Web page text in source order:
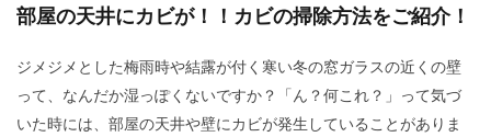
部屋の天井にカビが！！カビの掃除方法をご紹介！
ジメジメとした梅雨時や結露が付く寒い冬の窓ガラスの近くの壁
って、なんだか湿っぽくないですか？「ん？何これ？」って気づ
いた時には、部屋の天井や壁にカビが発生していることがありま